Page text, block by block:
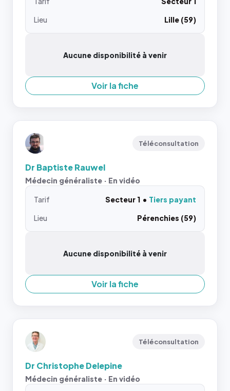
Lieu
Lille (59)
Aucune disponibilité à venir
Voir la fiche
Téléconsultation
Dr Baptiste Rauwel
Médecin généraliste · En vidéo
Tarif Secteur 1
Tiers payant
Lieu
Pérenchies (59)
Aucune disponibilité à venir
Voir la fiche
Téléconsultation
Dr Christophe Delepine
Médecin généraliste · En vidéo